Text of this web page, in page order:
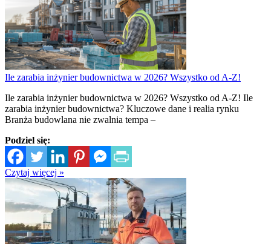
Ile zarabia inżynier budownictwa w 2026? Wszystko od A-Z!
Ile zarabia inżynier budownictwa w 2026? Wszystko od A-Z! Ile
zarabia inżynier budownictwa? Kluczowe dane i realia rynku
Branża budowlana nie zwalnia tempa –
Podziel się:
Czytaj więcej »